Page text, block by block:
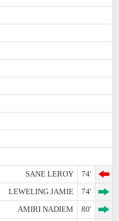
SANE LEROY
74'
LEWELING JAMIE
74'
AMIRI NADIEM
80'